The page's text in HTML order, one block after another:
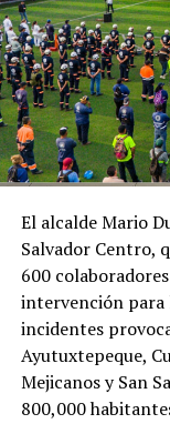
El alcalde Mario
Salvador Centro,
600
intervención para
incidentes
Ayutuxtepeque,
Mejicanos y San
800,000